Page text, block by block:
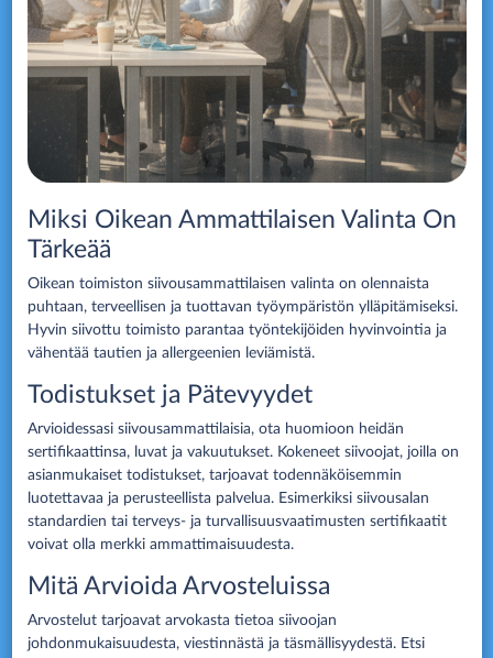
Miksi Oikean Ammattilaisen Valinta On
Tärkeää
Oikean toimiston siivousammattilaisen valinta on olennaista
puhtaan, terveellisen ja tuottavan työympäristön ylläpitämiseksi.
Hyvin siivottu toimisto parantaa työntekijöiden hyvinvointia ja
vähentää tautien ja allergeenien leviämistä.
Todistukset ja Pätevyydet
Arvioidessasi siivousammattilaisia, ota huomioon heidän
sertifikaattinsa, luvat ja vakuutukset. Kokeneet siivoojat, joilla on
asianmukaiset todistukset, tarjoavat todennäköisemmin
luotettavaa ja perusteellista palvelua. Esimerkiksi siivousalan
standardien tai terveys- ja turvallisuusvaatimusten sertifikaatit
voivat olla merkki ammattimaisuudesta.
Mitä Arvioida Arvosteluissa
Arvostelut tarjoavat arvokasta tietoa siivoojan
johdonmukaisuudesta, viestinnästä ja täsmällisyydestä. Etsi